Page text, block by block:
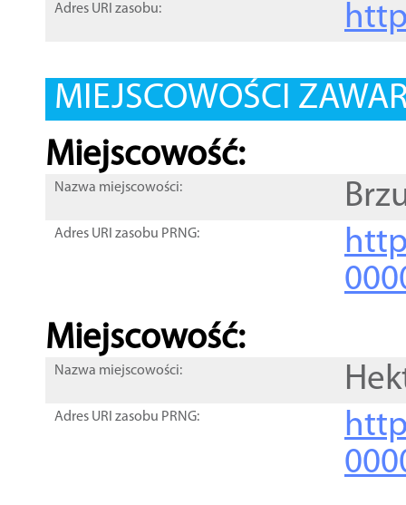
Adres URI zasobu:
MIEJSCOWOŚCI
Miejscowość:
Nazwa miejscowości:
Adres URI zasobu PRNG:
Miejscowość:
Nazwa miejscowości:
Adres URI zasobu PRNG: